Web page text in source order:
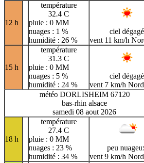
12 h
température
32.4 C
pluie : 0 MM
nuages : 1 %
humidité : 26 %
ciel dégagé
vent 11 km/h
15 h
température
31.3 C
pluie : 0 MM
nuages : 5 %
humidité : 24 %
ciel dégagé
vent 7 km/h
météo DORLISHEIM 67120
bas-rhin alsace
samedi 08 aout 2026
18 h
température
27.4 C
pluie : 0 MM
nuages : 23 %
humidité : 34 %
peu
vent 9 km/h Nord